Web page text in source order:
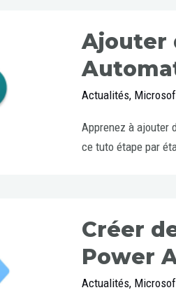
Ajouter
Actualités,
Apprenez à ajouter
ce tuto étape par
Créer
Power
Actualités,